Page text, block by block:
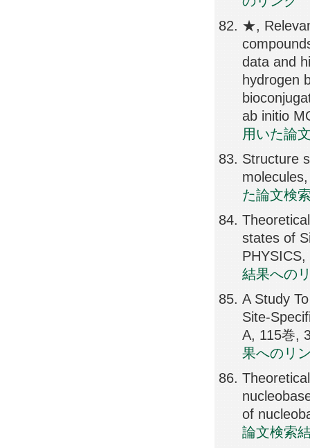
★,
data and
hydrogen
ab initio
用いた論
Structure
た論文検
states of
結果への
A Study
Site-
A, 115巻,
果へのリ
of
論文検索